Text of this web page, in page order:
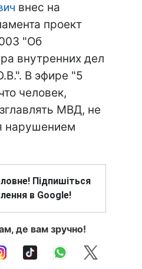
внес на
проект
"Об
внутренних дел
В эфире "5
человек,
МВД, не
нарушением
Підпишіться
в Google!
де вам зручно!